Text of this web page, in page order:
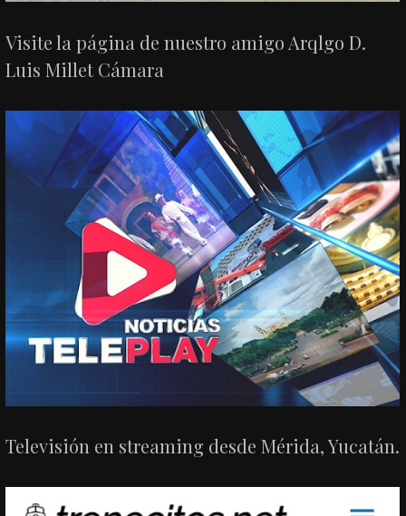
Visite la página de nuestro amigo Arqlgo D.
Luis Millet Cámara
Televisión en streaming desde Mérida, Yucatán.